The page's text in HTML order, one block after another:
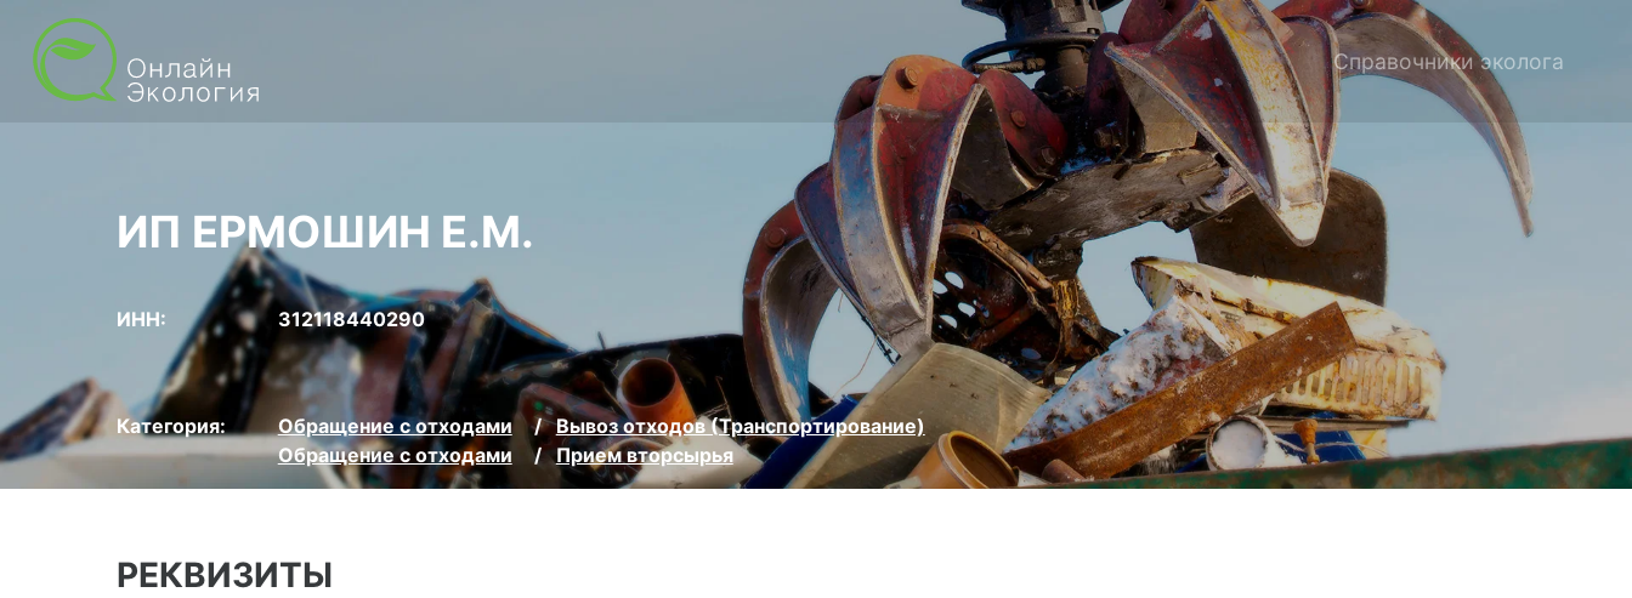
Справочники эколога
ИП ЕРМОШИН Е.М.
ИНН: 312118440290
Категория: Обращение с отходами
Вывоз отходов (Транспортирование)
Обращение с отходами
Прием вторсырья
РЕКВИЗИТЫ